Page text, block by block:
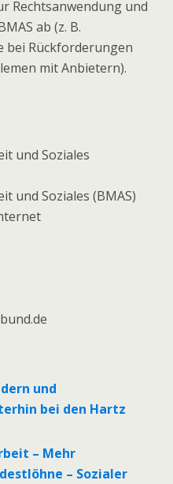
Rechtsanwendung und
ab (z. B.
bei Rückforderungen
mit Anbietern).
und Soziales
und Soziales (BMAS)
und
bei den Hartz
– Mehr
– Sozialer